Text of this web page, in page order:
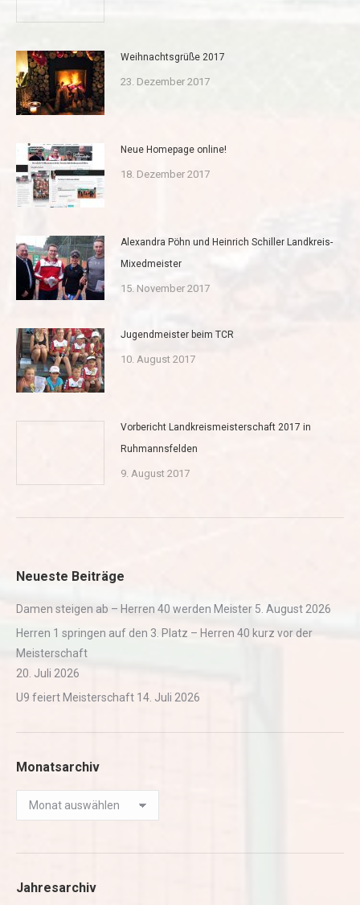
Weihnachtsgrüße 2017
23. Dezember 2017
Neue Homepage online!
18. Dezember 2017
Alexandra Pöhn und Heinrich Schiller Landkreis-
Mixedmeister
15. November 2017
Jugendmeister beim TCR
10. August 2017
Vorbericht Landkreismeisterschaft 2017 in
Ruhmannsfelden
9. August 2017
Neueste Beiträge
Damen steigen ab – Herren 40 werden Meister 5. August 2026
Herren 1 springen auf den 3. Platz – Herren 40 kurz vor der
Meisterschaft
20. Juli 2026
U9 feiert Meisterschaft 14. Juli 2026
Monatsarchiv
Monatsarchiv
Jahresarchiv